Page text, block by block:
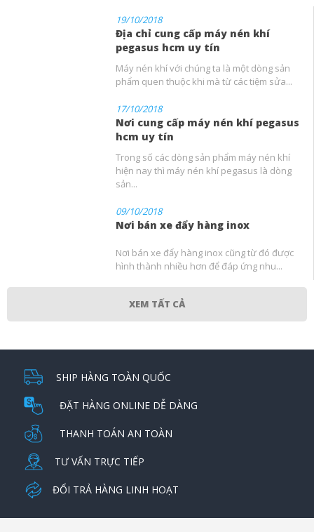
19/10/2018
Địa chỉ cung cấp máy nén khí
pegasus hcm uy tín
Máy nén khí với chúng ta là một dòng sản
phẩm quen thuộc khi mà từ các tiệm sửa...
17/10/2018
Nơi cung cấp máy nén khí pegasus
hcm uy tín
Trong số các dòng sản phẩm máy nén khí
hiện nay thì máy nén khí pegasus là dòng
sản...
09/10/2018
Nơi bán xe đẩy hàng inox
Nơi bán xe đẩy hàng inox cũng từ đó được
hình thành nhiều hơn để đáp ứng nhu...
XEM TẤT CẢ
SHIP HÀNG TOÀN QUỐC
ĐẶT HÀNG ONLINE DỄ DÀNG
THANH TOÁN AN TOÀN
TƯ VẤN TRỰC TIẾP
ĐỔI TRẢ HÀNG LINH HOẠT